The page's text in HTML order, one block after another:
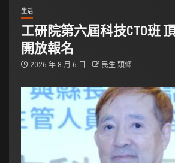
生活
工研院第六屆科技CTO班
開放報名
2026 年 8 月 6 日 民生 頭條